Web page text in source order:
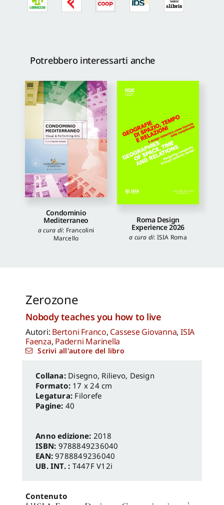
Potrebbero interessarti anche
Condominio
Mediterraneo
a cura di: Francolini
Marcello
Roma Design
Experience 2026
a cura di: ISIA Roma
Zerozone
Nobody teaches you how to live
Autori: Bertoni Franco, Cassese Giovanna,ISIA
Faenza, Paderni Marinella
Scrivi all'autore del libro
Disegno, Rilievo, Design
Formato: 17 x 24 cm
Legatura: Filorefe
Pagine: 40
Anno edizione: 2018
ISBN: 9788849236040
EAN:9788849236040
UB. INT. : T447F V12i
Contenuto